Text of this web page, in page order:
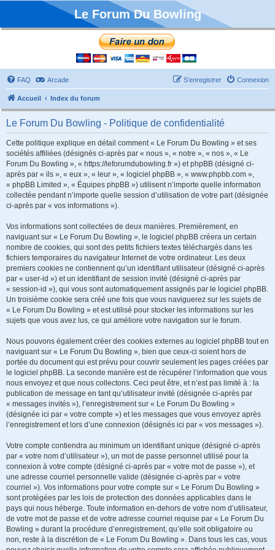
Le Forum Du Bowling
FAQ Arcade Connexion
S’enregistrer
Accueil Index du forum
Le Forum Du Bowling - Politique de confidentialité
Cette politique explique en détail comment « Le Forum Du Bowling » et ses
sociétés affiliées (désignés ci-après par « nous », « notre », « nos », « Le
Forum Du Bowling », « https://leforumdubowling.fr ») et phpBB (désigné ci-
après par « ils », « eux », « leur », « logiciel phpBB », « www.phpbb.com »,
« phpBB Limited », « Équipes phpBB ») utilisent n’importe quelle information
collectée pendant n’importe quelle session d’utilisation de votre part (désignée
ci-après par « vos informations »).
Vos informations sont collectées de deux manières. Premièrement, en
naviguant sur « Le Forum Du Bowling », le logiciel phpBB créera un certain
nombre de cookies, qui sont des petits fichiers textes téléchargés dans les
fichiers temporaires du navigateur Internet de votre ordinateur. Les deux
premiers cookies ne contiennent qu’un identifiant utilisateur (désigné ci-après
par « user-id ») et un identifiant de session invité (désigné ci-après par
« session-id »), qui vous sont automatiquement assignés par le logiciel phpBB.
Un troisième cookie sera créé une fois que vous naviguerez sur les sujets de
« Le Forum Du Bowling » et est utilisé pour stocker les informations sur les
sujets que vous avez lus, ce qui améliore votre navigation sur le forum.
Nous pouvons également créer des cookies externes au logiciel phpBB tout en
naviguant sur « Le Forum Du Bowling », bien que ceux-ci soient hors de
portée du document qui est prévu pour couvrir seulement les pages créées par
le logiciel phpBB. La seconde manière est de récupérer l’information que vous
nous envoyez et que nous collectons. Ceci peut être, et n’est pas limité à : la
publication de message en tant qu’utilisateur invité (désignée ci-après par
« messages invités »), l’enregistrement sur « Le Forum Du Bowling »
(désignée ici par « votre compte ») et les messages que vous envoyez après
l’enregistrement et lors d’une connexion (désignés ici par « vos messages »).
Votre compte contiendra au minimum un identifiant unique (désigné ci-après
par « votre nom d’utilisateur »), un mot de passe personnel utilisé pour la
connexion à votre compte (désigné ci-après par « votre mot de passe »), et
une adresse courriel personnelle valide (désignée ci-après par « votre
courriel »). Vos informations pour votre compte sur « Le Forum Du Bowling »
sont protégées par les lois de protection des données applicables dans le
pays qui nous héberge. Toute information en-dehors de votre nom d’utilisateur,
de votre mot de passe et de votre adresse courriel requise par « Le Forum Du
Bowling » durant la procédure d’enregistrement, qu’elle soit obligatoire ou
non, reste à la discrétion de « Le Forum Du Bowling ». Dans tous les cas, vous